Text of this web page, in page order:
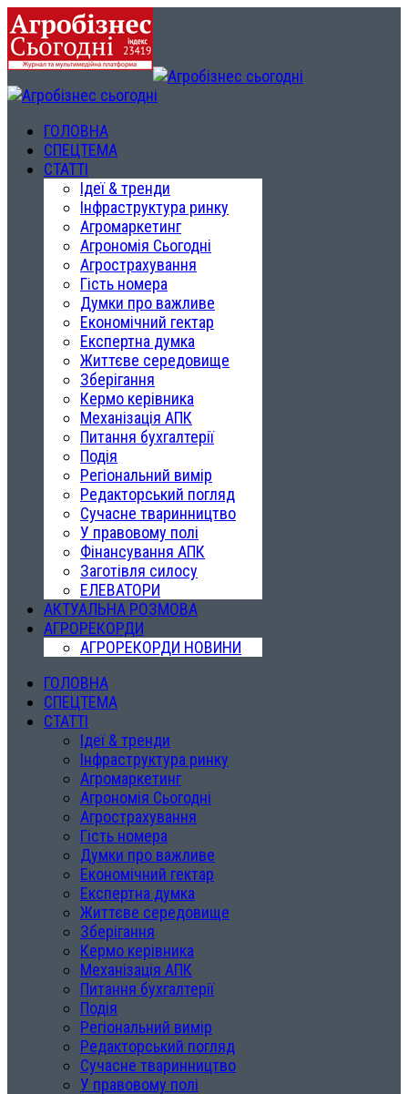
ГОЛОВНА
СПЕЦТЕМА
СТАТТІ
Ідеї & тренди
Інфраструктура ринку
Агромаркетинг
Агрономія Сьогодні
Агрострахування
Гість номера
Думки про важливе
Економічний гектар
Експертна думка
Життєве середовище
Зберігання
Кермо керівника
Механізація АПК
Питання бухгалтерії
Подія
Регіональний вимір
Редакторський погляд
Сучасне тваринництво
У правовому полі
Фінансування АПК
Заготівля силосу
ЕЛЕВАТОРИ
АКТУАЛЬНА РОЗМОВА
АГРОРЕКОРДИ
АГРОРЕКОРДИ НОВИНИ
ГОЛОВНА
СПЕЦТЕМА
СТАТТІ
Ідеї & тренди
Інфраструктура ринку
Агромаркетинг
Агрономія Сьогодні
Агрострахування
Гість номера
Думки про важливе
Економічний гектар
Експертна думка
Життєве середовище
Зберігання
Кермо керівника
Механізація АПК
Питання бухгалтерії
Подія
Регіональний вимір
Редакторський погляд
Сучасне тваринництво
У правовому полі